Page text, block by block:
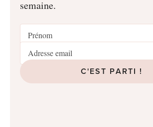
semaine.
C'EST PARTI !